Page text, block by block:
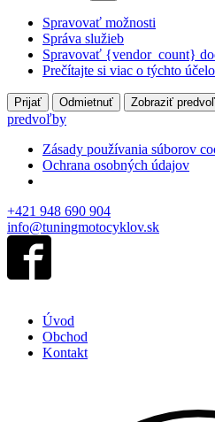
Spravovať možnosti
Správa služieb
Spravovať {vendor_count}
Prečítajte si viac o týchto
Prijať Odmietnuť Zobraziť
predvoľby
Zásady používania súborov
Ochrana osobných údajov
+421 948 690 904
info@tuningmotocyklov.sk
Úvod
Obchod
Kontakt